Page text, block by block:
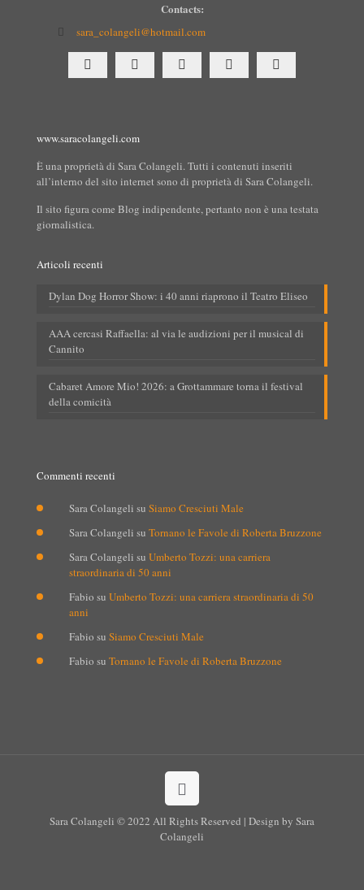
Contacts:
sara_colangeli@hotmail.com
www.saracolangeli.com
È una proprietà di Sara Colangeli. Tutti i contenuti inseriti
all’interno del sito internet sono di proprietà di Sara Colangeli.
Il sito figura come Blog indipendente, pertanto non è una testata
giornalistica.
Articoli recenti
Dylan Dog Horror Show: i 40 anni riaprono il Teatro Eliseo
AAA cercasi Raffaella: al via le audizioni per il musical di
Cannito
Cabaret Amore Mio! 2026: a Grottammare torna il festival
della comicità
Commenti recenti
Sara Colangeli su Siamo Cresciuti Male
Sara Colangeli su Tornano le Favole di Roberta Bruzzone
Sara Colangeli su Umberto Tozzi: una carriera
straordinaria di 50 anni
Fabio su Umberto Tozzi: una carriera straordinaria di 50
anni
Fabio su Siamo Cresciuti Male
Fabio su Tornano le Favole di Roberta Bruzzone
Sara Colangeli © 2022 All Rights Reserved | Design by Sara
Colangeli